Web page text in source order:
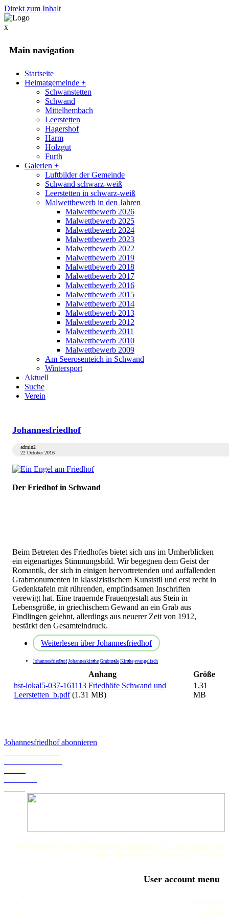
Direkt zum Inhalt
x
Main navigation
Startseite
Heimatgemeinde +
Schwanstetten
Schwand
Mittelhembach
Leerstetten
Hagershof
Harm
Holzgut
Furth
Galerien +
Luftbilder der Gemeinde
Schwand schwarz-weiß
Leerstetten in schwarz-weiß
Malwettbewerb in den Jahren
Malwettbewerb 2026
Malwettbewerb 2025
Malwettbewerb 2024
Malwettbewerb 2023
Malwettbewerb 2022
Malwettbewerb 2019
Malwettbewerb 2018
Malwettbewerb 2017
Malwettbewerb 2016
Malwettbewerb 2015
Malwettbewerb 2014
Malwettbewerb 2013
Malwettbewerb 2012
Malwettbewerb 2011
Malwettbewerb 2010
Malwettbewerb 2009
Am Seerosenteich in Schwand
Wintersport
Aktuell
Suche
Verein
Johannesfriedhof
admin2
22 October 2016
Der Friedhof in Schwand
Beim Betreten des Friedhofes bietet sich uns im Umherblicken
ein eigenartiges Stimmungsbild. Wir begegnen dem Geist der
Romantik, der sich in einigen hervortretenden und auffallenden
Grabmonumenten in klassizistischem Kunststil und erst recht in
Gedenktafeln mit rührenden, empfindsamen Inschriften
verewigt hat. Eine trauernde Frauengestalt aus Stein in
Lebensgröße, in griechischem Gewand an ein Grab aus
Findlingen gelehnt, allerdings aus neuerer Zeit von 1912,
bestärkt den Gesamteindruck.
Weiterlesen über Johannesfriedhof
JohannesfriedhofJohanneskircheGrabmaleKircheevangelisch
Anhang
Größe
hst-lokal5-037-161113 Friedhöfe Schwand und
Leerstetten_b.pdf (1.31 MB)
1.31
MB
Johannesfriedhof abonnieren
Schwanstetten.de
Landratsamt Roth
BLFD
Landkarte
Wetter
Der Museumsverein Schwanstetten bedankt sich ganz herzlich bei
seinen Sponsoren, Helfern und Freunden
User account menu
Impressum
Service